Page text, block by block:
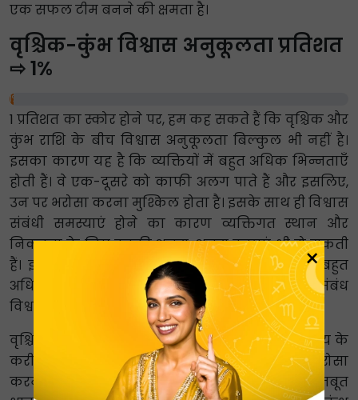
एक सफल टीम बनने की क्षमता है।
वृश्चिक-कुंभ विश्वास अनुकूलता प्रतिशत
⇨ 1%
1%
1 प्रतिशत का स्कोर होने पर, हम कह सकते हैं कि वृश्चिक और
कुंभ राशि के बीच विश्वास अनुकूलता बिल्कुल भी नहीं है।
इसका कारण यह है कि व्यक्तियों में बहुत अधिक भिन्नताएँ
होती हैं। वे एक-दूसरे को काफी अलग पाते हैं और इसलिए,
उन पर भरोसा करना मुश्किल होता है। इसके साथ ही विश्वास
संबंधी समस्याएं होने का कारण व्यक्तिगत स्थान और
निकटता के लिए उनकी अलग-अलग इच्छाएं भी हो सकती
हैं। इससे उनके रिश्ते में कुंभ बनाम वृश्चिक के बीच बहुत
अधिक लड़ाई हो सकती है। इसलिए कुंभ और वृश्चिक संबंध
विश्वास के मामले में नहीं है।
वृश्चिक और कुंभ राशि वालों की विश्वास अनुकूलता शून्य के
करीब है। इसका मतलब यह है कि उन्हें एक-दूसरे पर भरोसा
करने में कठिनाई हो सकती है। वृश्चिक एक मजबूत
×